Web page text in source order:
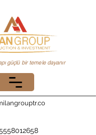
güçlü bir temele dayanır